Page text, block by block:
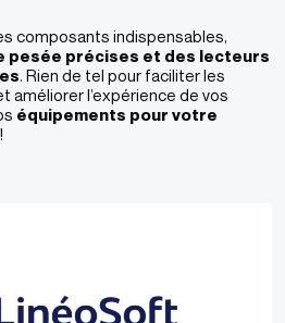
composants indispensables,
pesée précises et des lecteurs
. Rien de tel pour faciliter les
améliorer l’expérience de vos
équipements pour votre
!